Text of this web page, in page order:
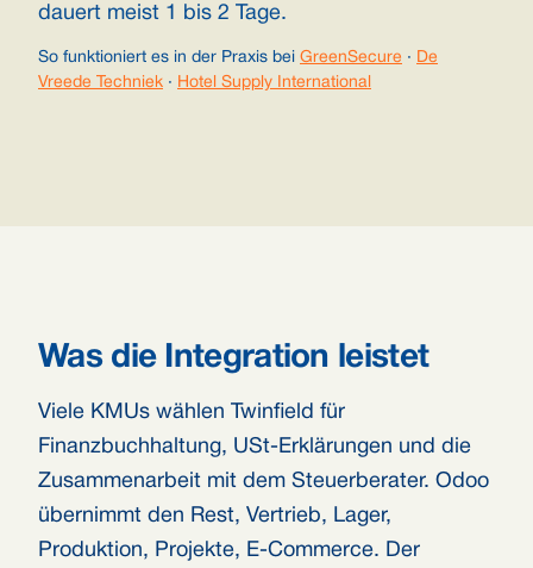
dauert meist 1 bis 2 Tage.
So funktioniert es in der Praxis bei GreenSecure · De
Vreede Techniek · Hotel Supply International
Was die Integration leistet
Viele KMUs wählen Twinfield für
Finanzbuchhaltung, USt-Erklärungen und die
Zusammenarbeit mit dem Steuerberater. Odoo
übernimmt den Rest, Vertrieb, Lager,
Produktion, Projekte, E-Commerce. Der